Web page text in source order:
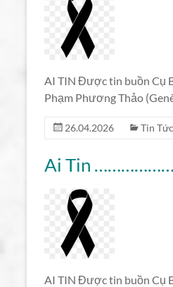
AI TIN Được tin buồn Cụ
Phạm Phương Thảo
26.04.2026 Tin
Ai Tin
AI TIN Được tin buồn Cụ